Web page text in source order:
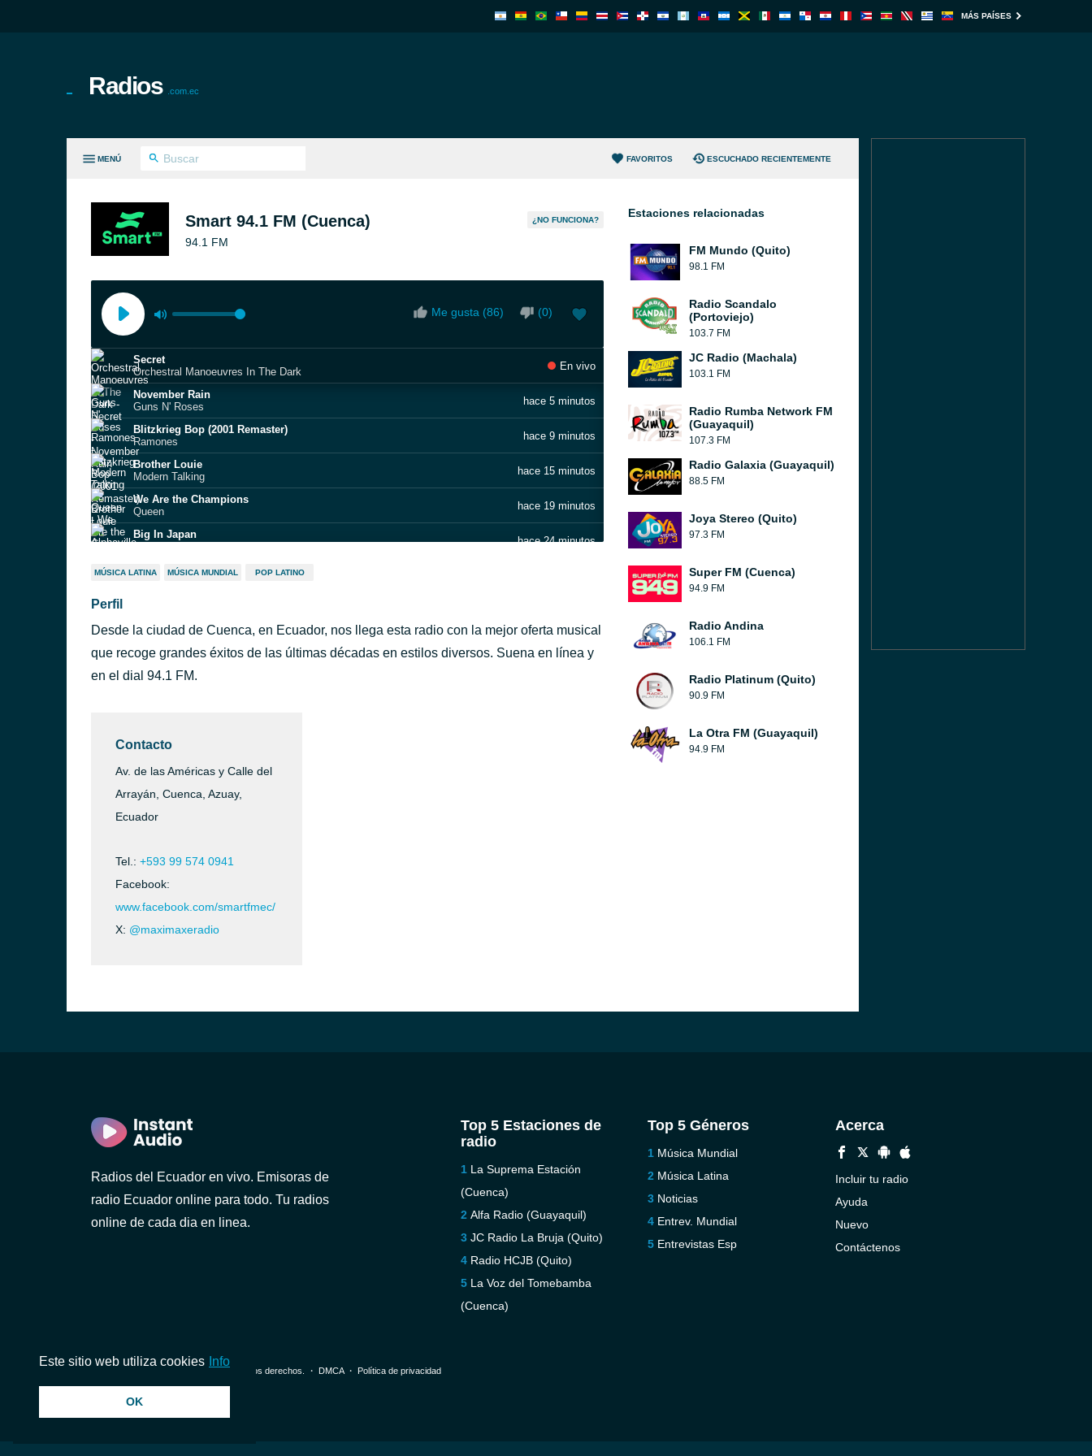
MÁS PAÍSES
Radios .com.ec
MENÚ FAVORITOS ESCUCHADO RECIENTEMENTE
Smart 94.1 FM (Cuenca)
94.1 FM
¿NO FUNCIONA?
Me gusta (86) (0)
Secret
Orchestral Manoeuvres In The Dark
En vivo
November Rain
Guns N' Roses
hace 5 minutos
Blitzkrieg Bop (2001 Remaster)
Ramones
hace 9 minutos
Brother Louie
Modern Talking
hace 15 minutos
We Are the Champions
Queen
hace 19 minutos
Big In Japan
hace 24 minutos
The Great Gig In The Sky
Céline Dion
hace 40 minutos
I'm Outta Love - Radio Edit
MÚSICA LATINA MÚSICA MUNDIAL POP LATINO
Perfil
Desde la ciudad de Cuenca, en Ecuador, nos llega esta radio con la mejor oferta musical
que recoge grandes éxitos de las últimas décadas en estilos diversos. Suena en línea y
en el dial 94.1 FM.
Contacto
Av. de las Américas y Calle del
Arrayán, Cuenca, Azuay,
Ecuador
Tel.: +593 99 574 0941
Facebook:
www.facebook.com/smartfmec/
X: @maximaxeradio
Estaciones relacionadas
FM Mundo (Quito)
98.1 FM
Radio Scandalo
(Portoviejo)
103.7 FM
JC Radio (Machala)
103.1 FM
Radio Rumba Network FM
(Guayaquil)
107.3 FM
Radio Galaxia (Guayaquil)
88.5 FM
Joya Stereo (Quito)
97.3 FM
Super FM (Cuenca)
94.9 FM
Radio Andina
106.1 FM
Radio Platinum (Quito)
90.9 FM
La Otra FM (Guayaquil)
94.9 FM
Radios del Ecuador en vivo. Emisoras de
radio Ecuador online para todo. Tu radios
online de cada dia en linea.
Top 5 Estaciones de
radio
La Suprema Estación
(Cuenca)
Alfa Radio (Guayaquil)
JC Radio La Bruja (Quito)
Radio HCJB (Quito)
La Voz del Tomebamba
(Cuenca)
Top 5 Géneros
Música Mundial
Música Latina
Noticias
Entrev. Mundial
Entrevistas Esp
Acerca
Incluir tu radio
Ayuda
Nuevo
Contáctenos
© 2026 InstantAudio. Reservados todos los derechos. ・ DMCA・ Política de privacidad
Este sitio web utiliza cookies Info
OK